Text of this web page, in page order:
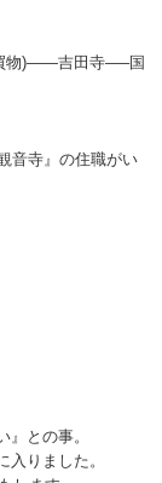
物)——吉田寺—–国
音寺』の住職がい
』との事。
りました。